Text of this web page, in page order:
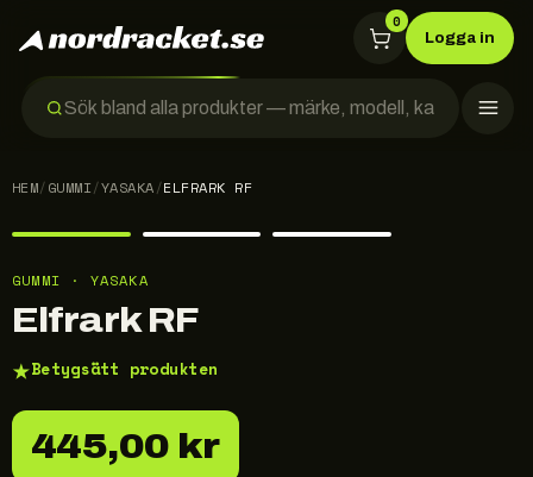
0
Logga in
HEM/GUMMI/YASAKA/ELFRARK RF
GUMMI · YASAKA
Elfrark RF
★Betygsätt produkten
445,00 kr